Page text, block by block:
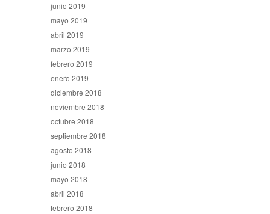
junio 2019
mayo 2019
abril 2019
marzo 2019
febrero 2019
enero 2019
diciembre 2018
noviembre 2018
octubre 2018
septiembre 2018
agosto 2018
junio 2018
mayo 2018
abril 2018
febrero 2018